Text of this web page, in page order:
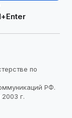
по
РФ.
г.